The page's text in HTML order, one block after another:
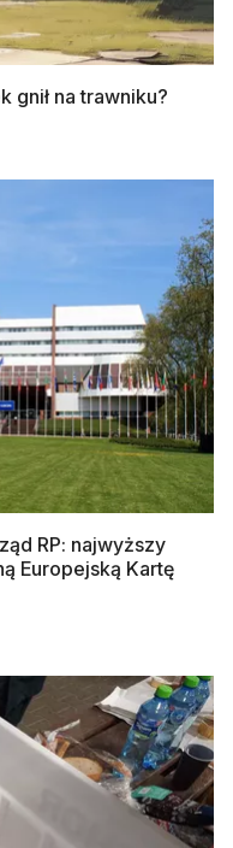
gnił na trawniku?
RP: najwyższy
Europejską Kartę